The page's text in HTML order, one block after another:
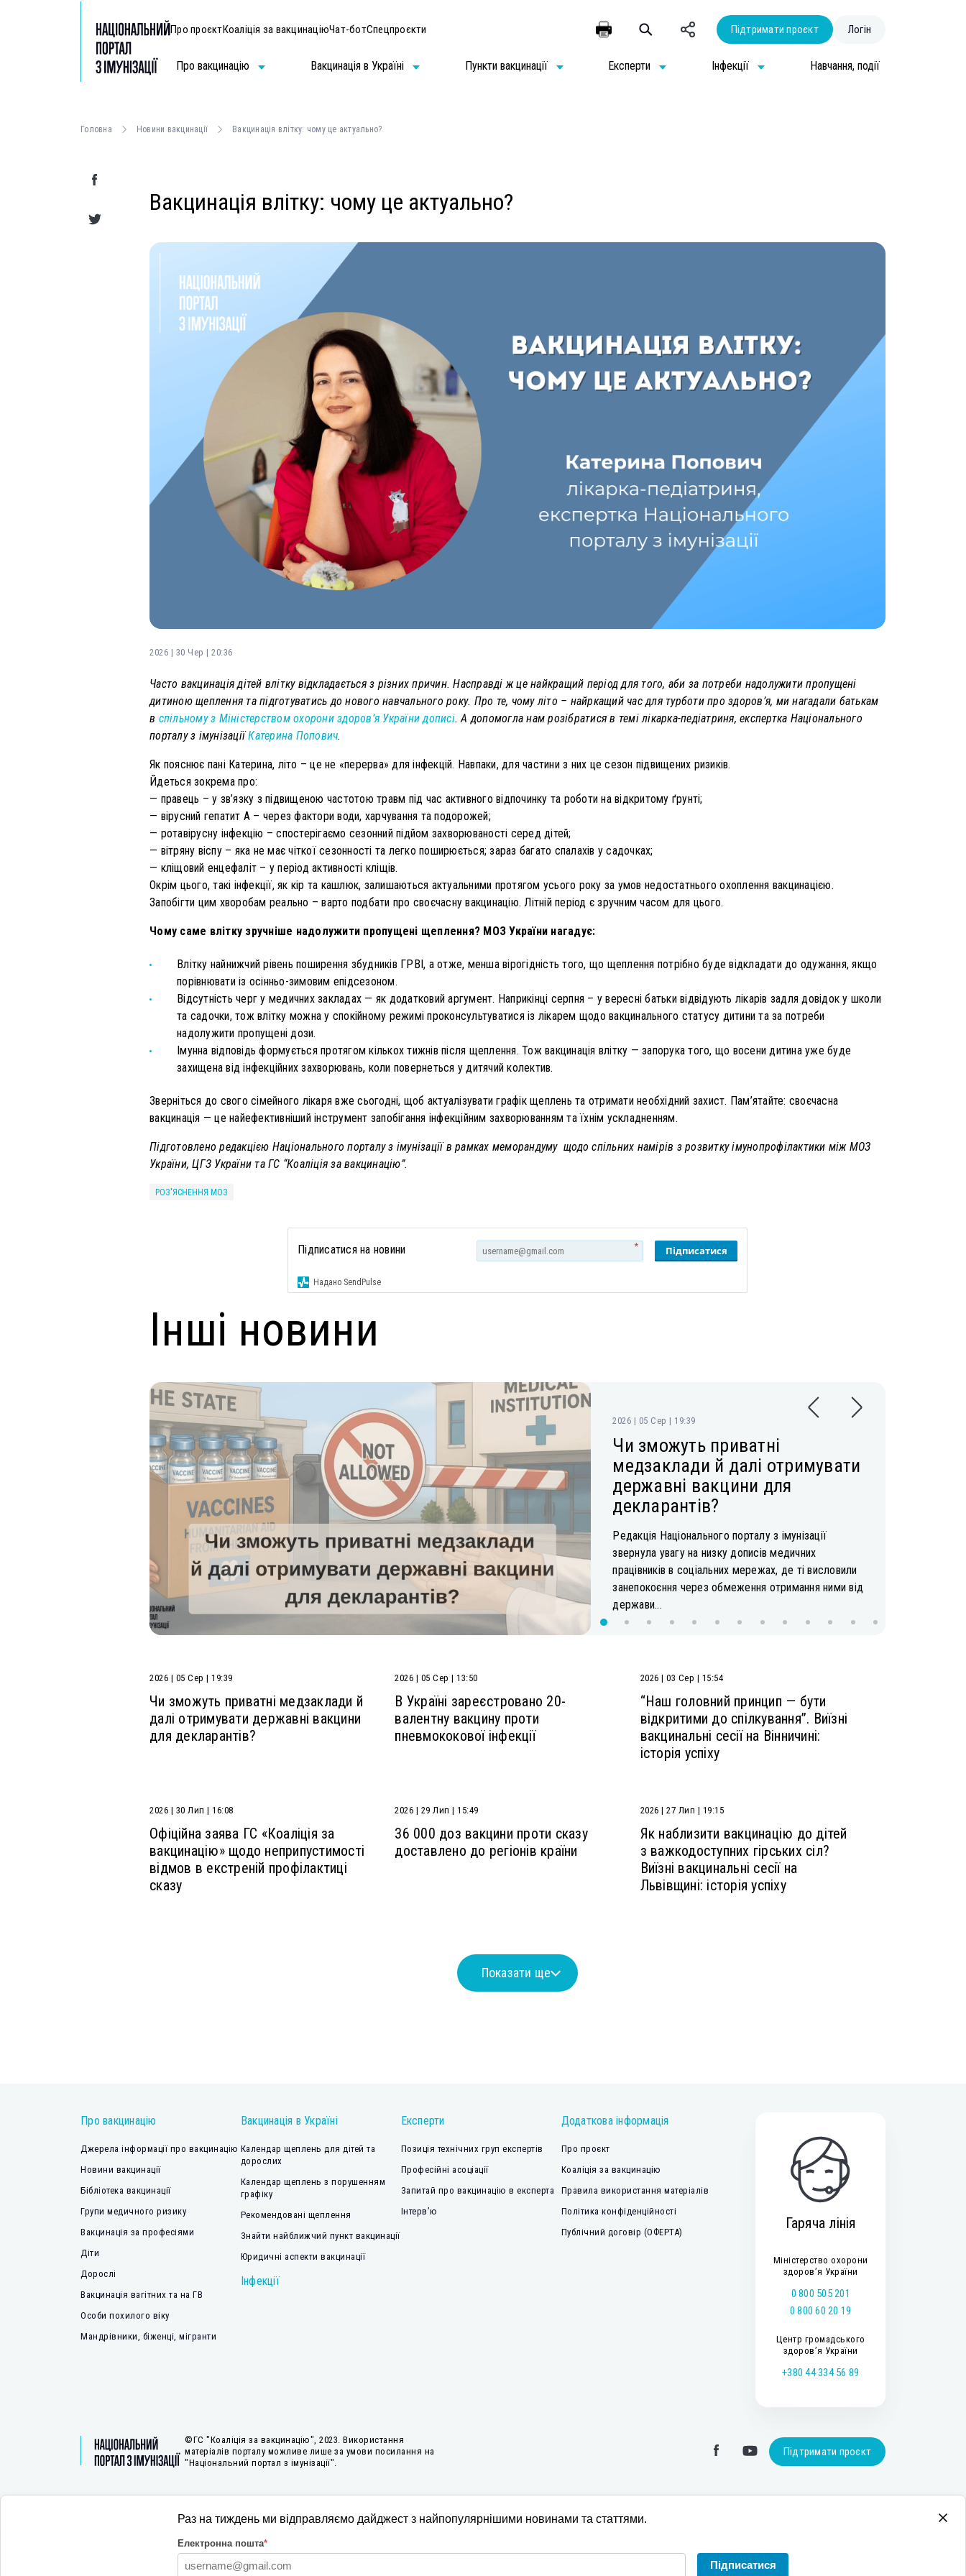
Про проєктКоаліція за вакцинаціюЧат-ботСпецпроєкти Підтримати проєкт Логін
Про вакцинацію Вакцинація в Україні Пункти вакцинації Експерти Інфекції Навчання, події
Головна Новини вакцинації Вакцинація влітку: чому це актуально?
Вакцинація влітку: чому це актуально?
2026 | 30 Чер | 20:36
Часто вакцинація дітей влітку відкладається з різних причин. Насправді ж це найкращий період для того, аби за потреби надолужити пропущені
дитиною щеплення та підготуватись до нового навчального року. Про те, чому літо – найркащий час для турботи про здоров’я, ми нагадали батькам
в спільному з Міністерством охорони здоров’я України дописі. А допомогла нам розібратися в темі лікарка-педіатриня, експертка Національного
порталу з імунізаціїКатерина Попович.
Як пояснює пані Катерина, літо – це не «перерва» для інфекцій. Навпаки, для частини з них це сезон підвищених ризиків.
Йдеться зокрема про:
— правець – у зв’язку з підвищеною частотою травм під час активного відпочинку та роботи на відкритому ґрунті;
— вірусний гепатит А – через фактори води, харчування та подорожей;
— ротавірусну інфекцію – спостерігаємо сезонний підйом захворюваності серед дітей;
— вітряну віспу – яка не має чіткої сезонності та легко поширюється; зараз багато спалахів у садочках;
— кліщовий енцефаліт – у період активності кліщів.
Окрім цього, такі інфекції, як кір та кашлюк, залишаються актуальними протягом усього року за умов недостатнього охоплення вакцинацією.
Запобігти цим хворобам реально – варто подбати про своєчасну вакцинацію. Літній період є зручним часом для цього.
Чому саме влітку зручніше надолужити пропущені щеплення? МОЗ України нагадує:
Влітку найнижчий рівень поширення збудників ГРВІ, а отже, менша вірогідність того, що щеплення потрібно буде відкладати до одужання, якщо
порівнювати із осінньо-зимовим епідсезоном.
Відсутність черг у медичних закладах — як додатковий аргумент. Наприкінці серпня – у вересні батьки відвідують лікарів задля довідок у школи
та садочки, тож влітку можна у спокійному режимі проконсультуватися із лікарем щодо вакцинального статусу дитини та за потреби
надолужити пропущені дози.
Імунна відповідь формується протягом кількох тижнів після щеплення. Тож вакцинація влітку — запорука того, що восени дитина уже буде
захищена від інфекційних захворювань, коли повернеться у дитячий колектив.
Зверніться до свого сімейного лікаря вже сьогодні, щоб актуалізувати графік щеплень та отримати необхідний захист. Пам’ятайте: своєчасна
вакцинація — це найефективніший інструмент запобігання інфекційним захворюванням та їхнім ускладненням.
Підготовлено редакцією Національного порталу з імунізації в рамках меморандуму щодо спільних намірів з розвитку імунопрофілактики між МОЗ
України, ЦГЗ України та ГС “Коаліція за вакцинацію”.
РОЗ'ЯСНЕННЯ МОЗ
Підписатися на новини * Підписатися
Надано SendPulse
Інші новини
2026 | 05 Сер | 19:39
Чи зможуть приватні
медзаклади й далі отримувати
державні вакцини для
декларантів?
Редакція Національного порталу з імунізації
звернула увагу на низку дописів медичних
працівників в соціальних мережах, де ті висловили
занепокоєння через обмеження отримання ними від
держави...
2026 | 05 Сер | 19:39
Чи зможуть приватні медзаклади й
далі отримувати державні вакцини
для декларантів?
2026 | 05 Сер | 13:50
В Україні зареєстровано 20-
валентну вакцину проти
пневмококової інфекції
2026 | 03 Сер | 15:54
“Наш головний принцип — бути
відкритими до спілкування”. Виїзні
вакцинальні сесії на Вінничині:
історія успіху
2026 | 30 Лип | 16:08
Офіційна заява ГС «Коаліція за
вакцинацію» щодо неприпустимості
відмов в екстреній профілактиці
сказу
2026 | 29 Лип | 15:49
36 000 доз вакцини проти сказу
доставлено до регіонів країни
2026 | 27 Лип | 19:15
Як наблизити вакцинацію до дітей
з важкодоступних гірських сіл?
Виїзні вакцинальні сесії на
Львівщині: історія успіху
Показати ще
Про вакцинацію
Джерела інформації про вакцинацію
Новини вакцинації
Бібліотека вакцинації
Групи медичного ризику
Вакцинація за професіями
Діти
Дорослі
Вакцинація вагітних та на ГВ
Особи похилого віку
Мандрівники, біженці, мігранти
Вакцинація в Україні
Календар щеплень для дітей та
дорослих
Календар щеплень з порушенням
графіку
Рекомендовані щеплення
Знайти найближчий пункт вакцинації
Юридичні аспекти вакцинації
Інфекції
Експерти
Позиція технічних груп експертів
Професійні асоціації
Запитай про вакцинацію в експерта
Інтерв’ю
Додаткова інформація
Про проєкт
Коаліція за вакцинацію
Правила використання матеріалів
Політика конфіденційності
Публічний договір (ОФЕРТА)
Гаряча лінія
Міністерство охорони
здоров’я України
0 800 505 201
0 800 60 20 19
Центр громадського
здоров’я України
+380 44 334 56 89
Підтримати проєкт
©ГС "Коаліція за вакцинацію", 2023. Використання
матеріалів порталу можливе лише за умови посилання на
"Національний портал з імунізації".
Створення Національного порталу з імунізації стало можливим за
«Розбудова стійкої системи громадського здоров’я», який впроваджувала
міжнародна неприбуткова організація «Пакт» (2022-2025 рр.). Зміст є
відповідальністю ГС «Коаліція за вакцинацію» і не обов’язково відображає
Раз на тиждень ми відправляємо дайджест з найпопулярнішими новинами та статтями.
Електронна пошта*
Підписатися